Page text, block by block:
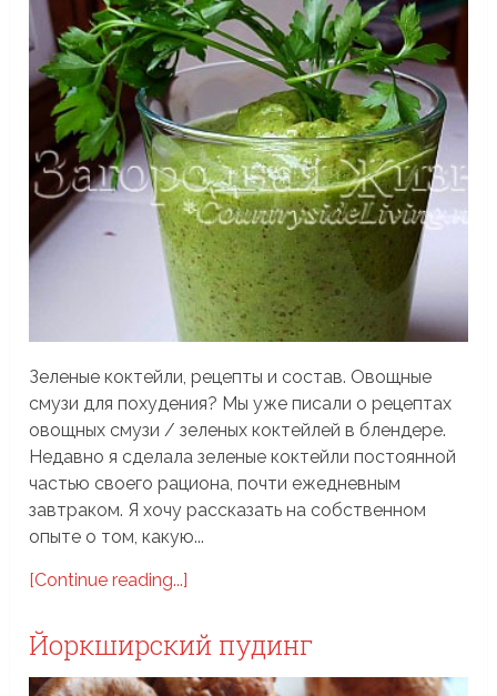
Зеленые коктейли, рецепты и состав. Овощные
смузи для похудения? Мы уже писали о рецептах
овощных смузи / зеленых коктейлей в блендере.
Недавно я сделала зеленые коктейли постоянной
частью своего рациона, почти ежедневным
завтраком. Я хочу рассказать на собственном
опыте о том, какую...
[Continue reading...]
Йоркширский пудинг